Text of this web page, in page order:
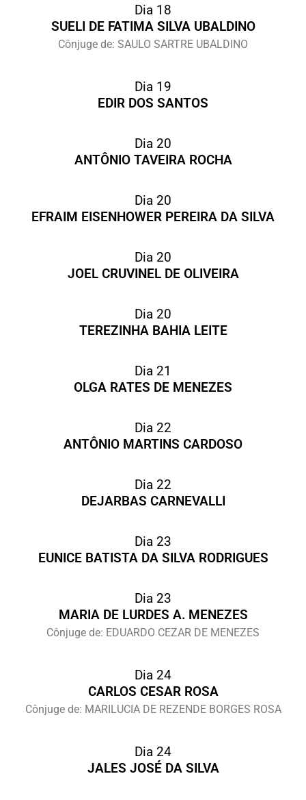
Dia 18
SUELI DE FATIMA SILVA UBALDINO
Cônjuge de: SAULO SARTRE UBALDINO
Dia 19
EDIR DOS SANTOS
Dia 20
ANTÔNIO TAVEIRA ROCHA
Dia 20
EFRAIM EISENHOWER PEREIRA DA SILVA
Dia 20
JOEL CRUVINEL DE OLIVEIRA
Dia 20
TEREZINHA BAHIA LEITE
Dia 21
OLGA RATES DE MENEZES
Dia 22
ANTÔNIO MARTINS CARDOSO
Dia 22
DEJARBAS CARNEVALLI
Dia 23
EUNICE BATISTA DA SILVA RODRIGUES
Dia 23
MARIA DE LURDES A. MENEZES
Cônjuge de: EDUARDO CEZAR DE MENEZES
Dia 24
CARLOS CESAR ROSA
Cônjuge de: MARILUCIA DE REZENDE BORGES ROSA
Dia 24
JALES JOSÉ DA SILVA